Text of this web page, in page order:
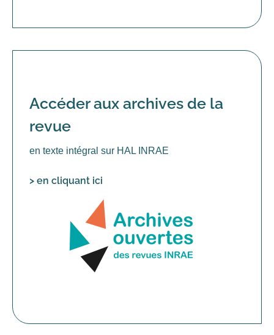
Accéder aux archives de la
revue
en texte intégral sur HAL INRAE
> en cliquant ici